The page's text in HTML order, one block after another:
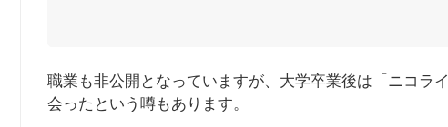
職業も非公開となっていますが、大学卒業後は「ニコラ
会ったという噂もあります。